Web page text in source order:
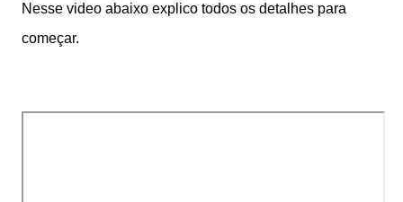
Nesse video abaixo explico todos os detalhes para
começar.